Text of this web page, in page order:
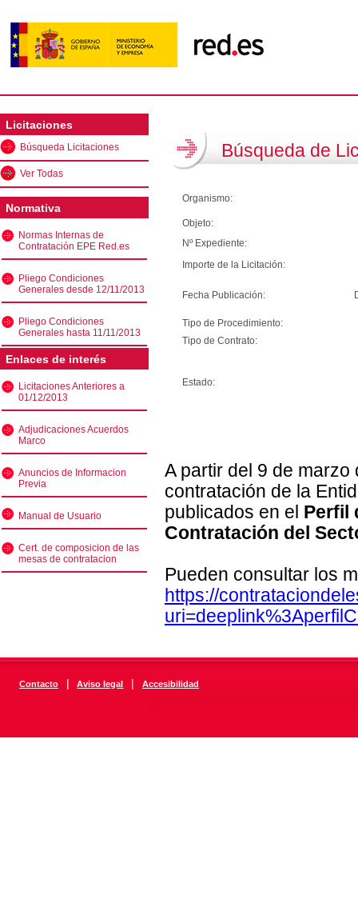
Licitaciones
Búsqueda Licitaciones
Ver Todas
Normativa
Normas Internas de
Contratación EPE Red.es
Pliego Condiciones
Generales desde 12/11/2013
Pliego Condiciones
Generales hasta 11/11/2013
Enlaces de interés
Licitaciones Anteriores a
01/12/2013
Adjudicaciones Acuerdos
Marco
Anuncios de Informacion
Previa
Manual de Usuario
Cert. de composicion de las
mesas de contratacion
Búsqueda de
Organismo:
Objeto:
Nº Expediente:
Importe de la Licitación:
Fecha Publicación:
Tipo de Procedimiento:
Tipo de Contrato:
Estado:
A partir del 9 de
contratación de la
publicados en el Perfil
Contratación del
Pueden consultar los
https://
Contacto | Aviso legal | Accesibilidad